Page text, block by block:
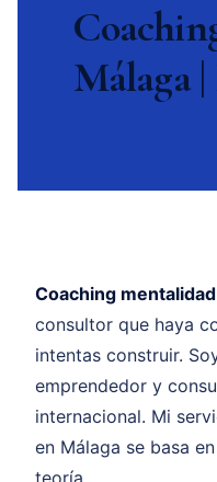
Málaga
Coaching
consultor que haya
intentas construir.
emprendedor y
internacional. Mi
en Málaga se basa
teoría.